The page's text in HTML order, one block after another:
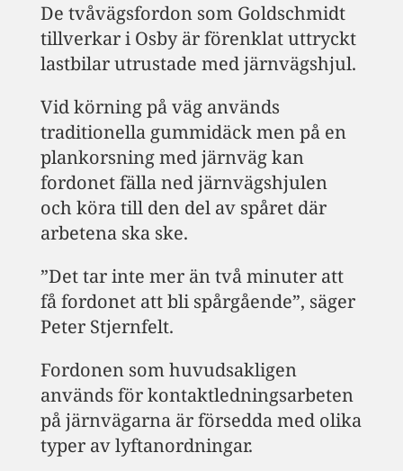
De tvåvägsfordon som Goldschmidt
tillverkar i Osby är förenklat uttryckt
lastbilar utrustade med järnvägshjul.
Vid körning på väg används
traditionella gummidäck men på en
plankorsning med järnväg kan
fordonet fälla ned järnvägshjulen
och köra till den del av spåret där
arbetena ska ske.
”Det tar inte mer än två minuter att
få fordonet att bli spårgående”, säger
Peter Stjernfelt.
Fordonen som huvudsakligen
används för kontaktledningsarbeten
på järnvägarna är försedda med olika
typer av lyftanordningar.